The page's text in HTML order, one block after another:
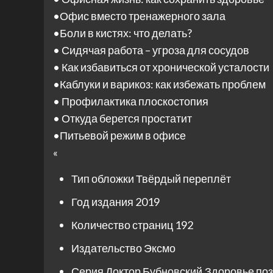
•Офис вместо тренажерного зала
•Боли в кистях: что делать?
• Сидячая работа – угроза для сосудов
• Как избавиться от хронической усталости
•Каблуки и варикоз: как избежать проблем
• Профилактика плоскостопия
• Откуда берется простатит
•Питьевой режим в офисе
«
Тип обложкиТвёрдый переплёт
Год издания 2019
Количество страниц 192
ИздательствоЭксмо